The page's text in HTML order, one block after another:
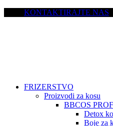
KONTAKTIRAJTE NAS
FRIZERSTVO
Proizvodi za kosu
BBCOS
Detox
Boje za